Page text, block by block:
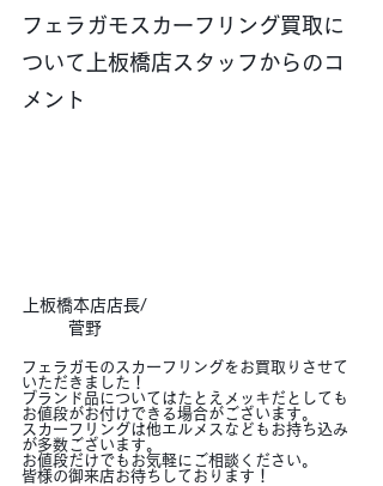
フェラガモスカーフリング買取に
ついて上板橋店スタッフからのコ
メント
上板橋本店店長/
菅野
フェラガモのスカーフリングをお買取りさせて
いただきました！
ブランド品についてはたとえメッキだとしても
お値段がお付けできる場合がございます。
スカーフリングは他エルメスなどもお持ち込み
が多数ございます。
お値段だけでもお気軽にご相談ください。
皆様の御来店お待ちしております！